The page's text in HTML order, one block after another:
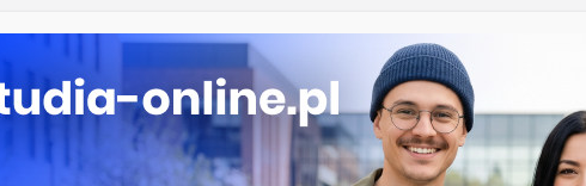
Pedagogika przedszkolna i wczesnoszkolna w Skierniewicach
Kosmetologia w Opolu
Logistyka – studia inżynierskie na Uniwersytecie Szczecińskim
Elektroniczne przetwarzanie informacji w Krakowie